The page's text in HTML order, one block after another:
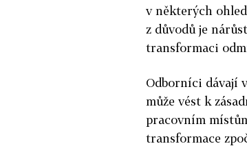
v některých
z důvodů je
transformaci
Odborníci dávají
může vést k
pracovním
transformace